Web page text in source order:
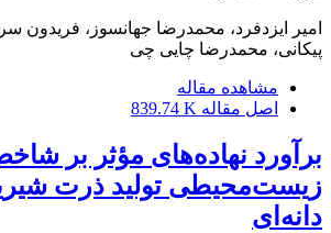
امیر ایزدفرد، محمدرضا جهانسوز، فریدون
پیکانی، محمدرضا چایی چی
مشاهده مقاله
اصل مقاله 839.74 K
برآورد نهاده‌های مؤثر بر
زیست‌محیطی تولید ذرت
دانه‌ای